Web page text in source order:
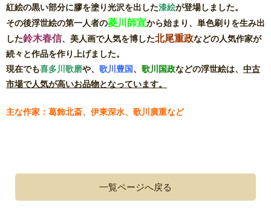
紅絵の黒い部分に膠を塗り光沢を出した漆絵が登場しました。
その後浮世絵の第一人者の菱川師宣から始まり、単色刷りを生み出
した鈴木春信、美人画で人気を博した北尾重政などの人気作家が
続々と作品を作り上げました。
現在でも喜多川歌磨や、 歌川豊国、 歌川国政などの浮世絵は、 中古
市場で人気が高いお品物となっています。
主な作家：葛飾北斎、伊東深水、歌川廣重など
一覧ページへ戻る